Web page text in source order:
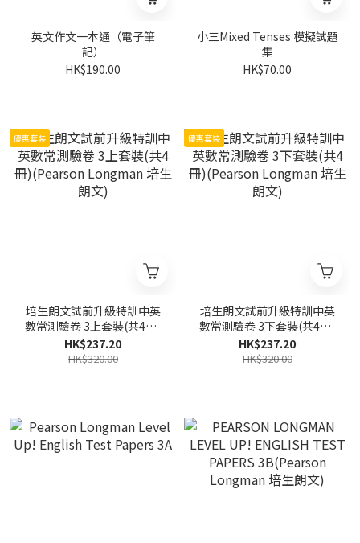
英文作文一本通（電子筆
記）
HK$190.00
小三Mixed Tenses 模擬試題
集
HK$70.00
優惠套裝
培生朗文試前升級特訓中英
數常測驗卷 3上套裝(共4冊)
(Pearson Longman 培生朗
文)
HK$237.20
HK$320.00
優惠套裝
培生朗文試前升級特訓中英
數常測驗卷 3下套裝(共4冊)
(Pearson Longman 培生朗
文)
HK$237.20
HK$320.00